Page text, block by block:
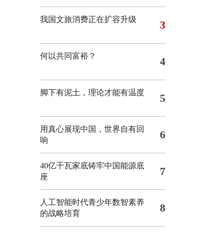
我国文旅消费正在扩容升级 3
何以共同富裕？ 4
脚下有泥土，理论才能有温度 5
用真心展现中国，世界自有回
响
6
40亿千瓦家底铸牢中国能源底
座
7
人工智能时代青少年数智素养
的战略培育
8